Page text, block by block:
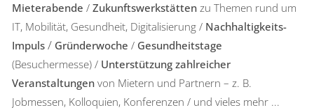
Mieterabende/ Zukunftswerkstättenzu Themen rund um
IT, Mobilität, Gesundheit, Digitalisierung / Nachhaltigkeits-
Impuls/ Gründerwoche / Gesundheitstage
(Besuchermesse) / Unterstützung zahlreicher
Veranstaltungen von Mietern und Partnern – z. B.
Jobmessen, Kolloquien, Konferenzen / und vieles mehr ...